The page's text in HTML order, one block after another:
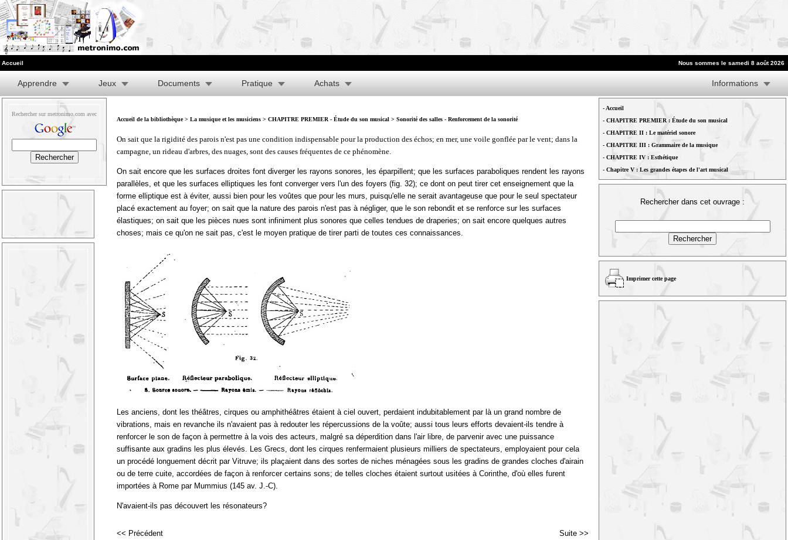
Accueil Nous sommes le samedi 8 août 2026
Apprendre Jeux Documents Pratique Achats Informations
Rechercher sur metronimo.com avec
Accueil de la bibliothèque> La musique et les musiciens > CHAPITRE PREMIER - Étude du son musical > Sonorité des salles - Renforcement de la sonorité
On sait que la rigidité des parois n'est pas une condition indispensable pour la production des échos; en mer, une voile gonflée par le vent; dans la
campagne, un rideau d'arbres, des nuages, sont des causes fréquentes de ce phénomène.
On sait encore que les surfaces droites font diverger les rayons sonores, les éparpillent; que les surfaces paraboliques rendent les rayons
parallèles, et que les surfaces elliptiques les font converger vers l'un des foyers (fig. 32); ce dont on peut tirer cet enseignement que la
forme elliptique est à éviter, aussi bien pour les voûtes que pour les murs, puisqu'elle ne serait avantageuse que pour le seul spectateur
placé exactement au foyer; on sait que la nature des parois n'est pas à négliger, que le son rebondit et se renforce sur les surfaces
élastiques; on sait que les pièces nues sont infiniment plus sonores que celles tendues de draperies; on sait encore quelques autres
choses; mais ce qu'on ne sait pas, c'est le moyen pratique de tirer parti de toutes ces connaissances.
Les anciens, dont les théâtres, cirques ou amphithéâtres étaient à ciel ouvert, perdaient indubitablement par là un grand nombre de
vibrations, mais en revanche ils n'avaient pas à redouter les répercussions de la voûte; aussi tous leurs efforts devaient-ils tendre à
renforcer le son de façon à permettre à la vois des acteurs, malgré sa déperdition dans l'air libre, de parvenir avec une puissance
suffisante aux gradins les plus élevés. Les Grecs, dont les cirques renfermaient plusieurs milliers de spectateurs, employaient pour cela
un procédé longuement décrit par Vitruve; ils plaçaient dans des sortes de niches ménagées sous les gradins de grandes cloches d'airain
ou de terre cuite, accordées de façon à renforcer certains sons; de telles cloches étaient surtout usitées à Corinthe, d'où elles furent
importées à Rome par Mummius (145 av. J.-C).
N'avaient-ils pas découvert les résonateurs?
<< Précédent Suite >>
- Accueil
- CHAPITRE PREMIER : Étude du son musical
- CHAPITRE II : Le matériel sonore
- CHAPITRE III : Grammaire de la musique
- CHAPITRE IV : Esthétique
- Chapitre V : Les grandes étapes de l'art musical
Rechercher dans cet ouvrage :
Imprimer cette page